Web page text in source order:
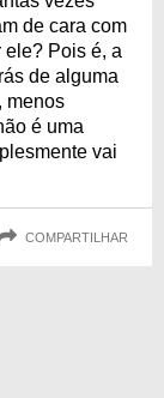
de cara com
ele? Pois é, a
de alguma
menos
é uma
vai
COMPARTILHAR